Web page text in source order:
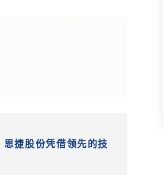
恩捷股份凭借领先的技